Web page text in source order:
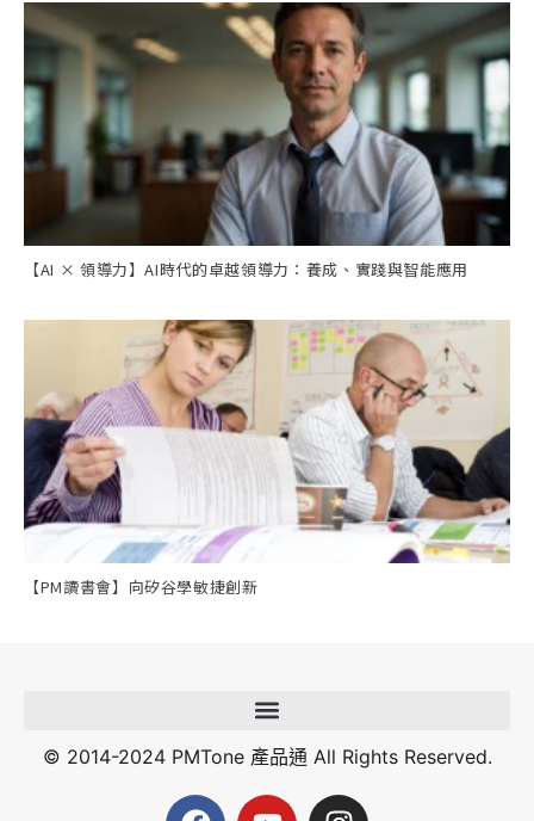
【AI × 領導力】AI時代的卓越領導力：養成、實踐與智能應用
【PM讀書會】向矽谷學敏捷創新
© 2014-2024 PMTone 產品通 All Rights Reserved.